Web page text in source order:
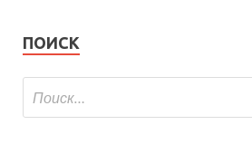
ПОИСК